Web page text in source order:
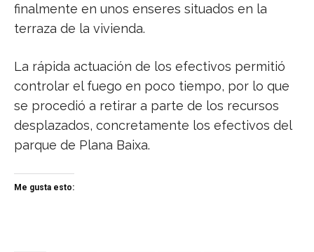
finalmente en unos enseres situados en la
terraza de la vivienda.
La rápida actuación de los efectivos permitió
controlar el fuego en poco tiempo, por lo que
se procedió a retirar a parte de los recursos
desplazados, concretamente los efectivos del
parque de Plana Baixa.
Me gusta esto: